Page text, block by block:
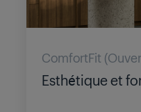
ComfortFit
Esthétique et